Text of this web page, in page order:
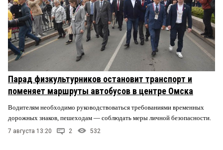
Парад физкультурников остановит транспорт и
поменяет маршруты автобусов в центре Омска
Водителям необходимо руководствоваться требованиями временных
дорожных знаков, пешеходам — соблюдать меры личной безопасности.
7 августа 13:20 2 532